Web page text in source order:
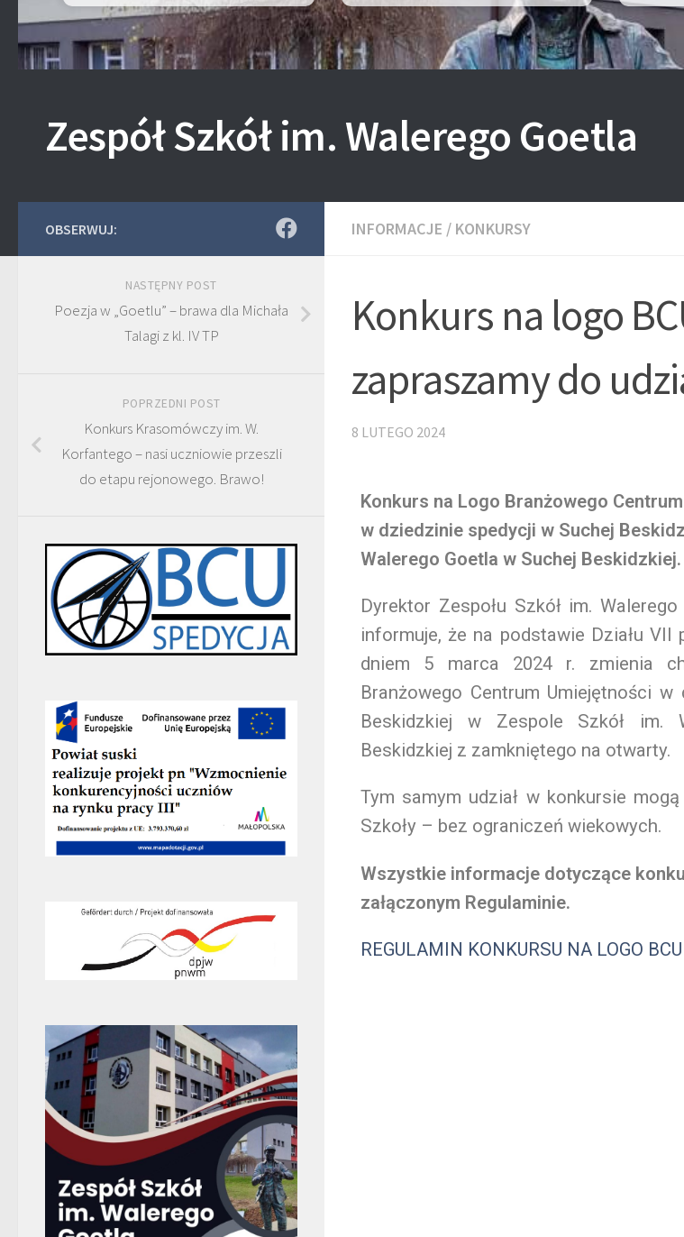
Zespół Szkół im. Walerego Goetla
INFORMACJE / KONKURSY
Konkurs na logo
zapraszamy do
8 LUTEGO 2024
Konkurs na Logo Branżowego
w dziedzinie spedycji w Suchej
Walerego Goetla w Suchej Beskidzkiej.
Dyrektor Zespołu Szkół im.
informuje, że na podstawie Działu VII
dniem 5 marca 2024 r. zmienia
Branżowego Centrum Umiejętności
Beskidzkiej w Zespole Szkół im.
Beskidzkiej z zamkniętego na otwarty.
Tym samym udział w konkursie
Szkoły – bez ograniczeń wiekowych.
Wszystkie informacje dotyczące
załączonym Regulaminie.
REGULAMIN KONKURSU NA LOGO BCU
OBSERWUJ:
NASTĘPNY POST
Poezja w „Goetlu” – brawa dla Michała
Talagi z kl. IV TP
POPRZEDNI POST
Konkurs Krasomówczy im. W.
Korfantego – nasi uczniowie przeszli
do etapu rejonowego. Brawo!